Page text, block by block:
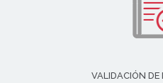
VALIDACIÓN DE